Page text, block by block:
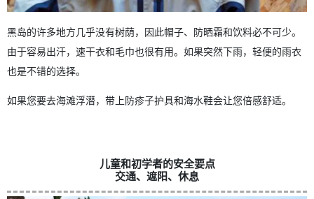
黑岛的许多地方几乎没有树荫，因此帽子、防晒霜和饮料必不可少。
由于容易出汗，速干衣和毛巾也很有用。如果突然下雨，轻便的雨衣
也是不错的选择。
如果您要去海滩浮潜，带上防疹子护具和海水鞋会让您倍感舒适。
儿童和初学者的安全要点
交通、遮阳、休息